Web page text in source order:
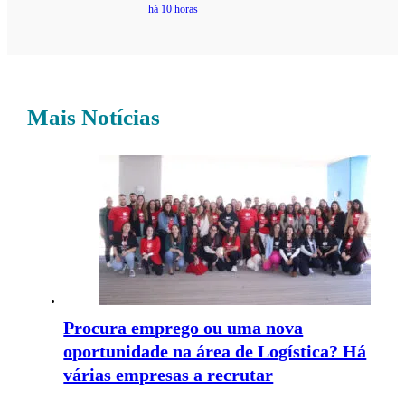
há 10 horas
Mais Notícias
Procura emprego ou uma nova
oportunidade na área de Logística? Há
várias empresas a recrutar